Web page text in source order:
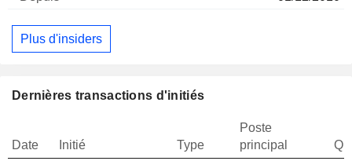
Plus d'insiders
Dernières transactions d'initiés
Date Initié Type
Poste
principal